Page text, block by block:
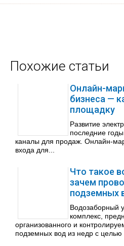
Похожие статьи
Онлайн-
бизнеса —
площадку
Развитие
последние
каналы для продаж. Онлайн-
входа для...
Что такое
зачем
подземных
Водозаборный
комплекс,
организованного и
подземных вод из недр с целью